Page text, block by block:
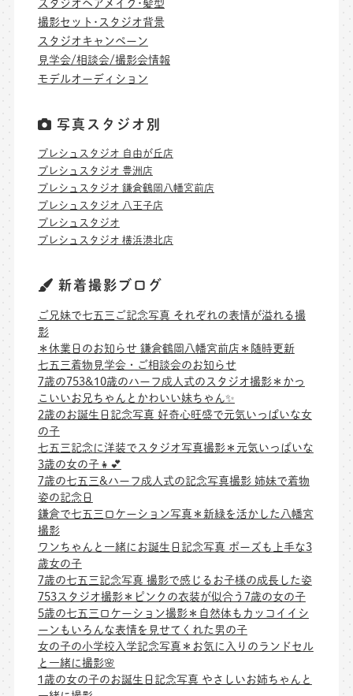
撮影セット･スタジオ背景
スタジオキャンペーン
見学会/相談会/撮影会情報
モデルオーディション
写真スタジオ別
プレシュスタジオ 自由が丘店
プレシュスタジオ 豊洲店
プレシュスタジオ 鎌倉鶴岡八幡宮前店
プレシュスタジオ 八王子店
プレシュスタジオ
プレシュスタジオ 横浜港北店
新着撮影ブログ
ご兄妹で七五三ご記念写真 それぞれの表情が溢れる撮
影
＊休業日のお知らせ 鎌倉鶴岡八幡宮前店＊随時更新
七五三着物見学会・ご相談会のお知らせ
7歳の753&10歳のハーフ成人式のスタジオ撮影＊かっ
こいいお兄ちゃんとかわいい妹ちゃん✨
2歳のお誕生日記念写真 好奇心旺盛で元気いっぱいな女
の子
七五三記念に洋装でスタジオ写真撮影＊元気いっぱいな
3歳の女の子👧💕
7歳の七五三&ハーフ成人式の記念写真撮影 姉妹で着物
姿の記念日
鎌倉で七五三ロケーション写真＊新緑を活かした八幡宮
撮影
ワンちゃんと一緒にお誕生日記念写真 ポーズも上手な3
歳女の子
7歳の七五三記念写真 撮影で感じるお子様の成長した姿
753スタジオ撮影＊ピンクの衣装が似合う7歳の女の子
5歳の七五三ロケーション撮影＊自然体もカッコイイシ
ーンもいろんな表情を見せてくれた男の子
女の子の小学校入学記念写真＊お気に入りのランドセル
と一緒に撮影🌸
1歳の女の子のお誕生日記念写真 やさしいお姉ちゃんと